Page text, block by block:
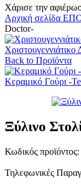
Χάρισε την
Αρχική σελίδα
Doctor-
Back to Προϊόντα
Κεραμικό Γούρι -
Ξύλινο
Κωδικός προϊόντος:
Τηλεφωνικές